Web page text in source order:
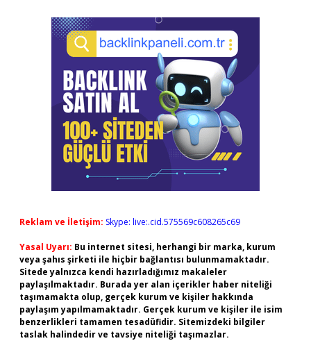
Reklam ve İletişim: Skype: live:.cid.575569c608265c69
Yasal Uyarı: Bu internet sitesi, herhangi bir marka, kurum
veya şahıs şirketi ile hiçbir bağlantısı bulunmamaktadır.
Sitede yalnızca kendi hazırladığımız makaleler
paylaşılmaktadır. Burada yer alan içerikler haber niteliği
taşımamakta olup, gerçek kurum ve kişiler hakkında
paylaşım yapılmamaktadır. Gerçek kurum ve kişiler ile isim
benzerlikleri tamamen tesadüfidir. Sitemizdeki bilgiler
taslak halindedir ve tavsiye niteliği taşımazlar.